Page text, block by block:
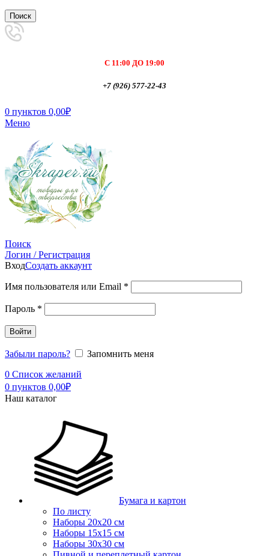
Поиск
С 11:00 ДО 19:00
+7 (926) 577-22-43
0 пунктов 0,00₽
Меню
Поиск
Логин / Регистрация
ВходСоздать аккаунт
Имя пользователя или Email *
Пароль *
Войти
Забыли пароль?
Запомнить меня
0 Список желаний
0 пунктов 0,00₽
Наш каталог
Бумага и картон
По листу
Наборы 20х20 см
Наборы 15х15 см
Наборы 30х30 см